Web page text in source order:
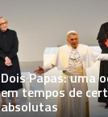
Dois Papas: uma
em tempos de
absolutas